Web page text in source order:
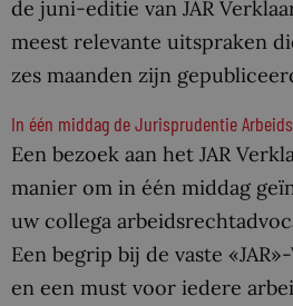
de juni-editie van JAR
meest relevante uitspraken
zes maanden zijn
In één middag de Jurisprudentie
Een bezoek aan het JAR
manier om in één middag
uw collega
Een begrip bij de vaste
en een must voor iedere